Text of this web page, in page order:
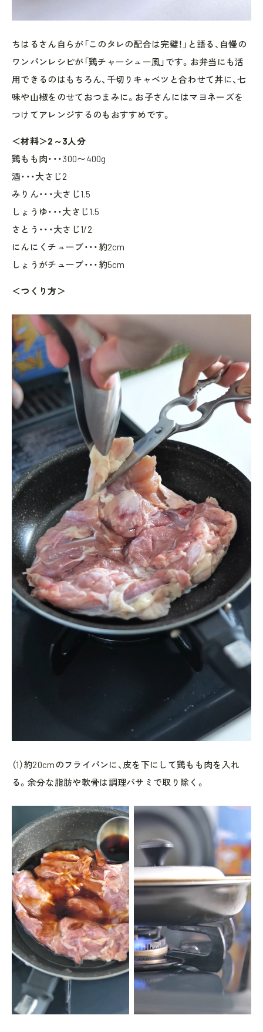
ちはるさん自らが「このタレの配合は完璧！」と語る、自慢の
ワンパンレシピが「鶏チャーシュー風」です。お弁当にも活
用できるのはもちろん、千切りキャベツと合わせて丼に、七
味や山椒をのせておつまみに。お子さんにはマヨネーズを
つけてアレンジするのもおすすめです。
＜材料＞2～3人分
鶏もも肉・・・300〜400g
酒・・・大さじ2
みりん・・・大さじ1.5
しょうゆ・・・大さじ1.5
さとう・・・大さじ1/2
にんにくチューブ・・・約2cm
しょうがチューブ・・・約5cm
＜つくり方＞
（1）約20cmのフライパンに、皮を下にして鶏もも肉を入れ
る。余分な脂肪や軟骨は調理バサミで取り除く。